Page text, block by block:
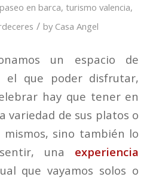
paseo en barca,turismo valencia,
/ by Casa Angel
un espacio de
el que poder disfrutar,
hay que tener en
variedad de sus platos o
mismos, sino también lo
una experiencia
que vayamos solos o